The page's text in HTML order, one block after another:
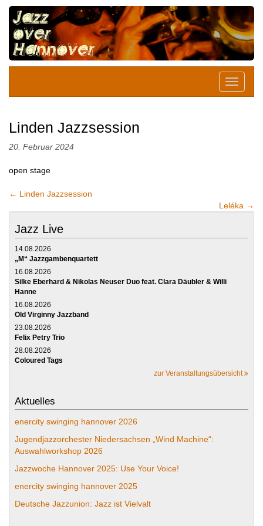
Linden Jazzsession
20. Februar 2024
open stage
← Linden Jazzsession
Leléka →
Jazz Live
14.08.2026
„M“ Jazzgambenquartett
16.08.2026
Silke Eberhard & Nikolas Neuser Duo feat. Clara Däubler & Willi
Hanne
16.08.2026
Old Virginny Jazzband
23.08.2026
Felix Petry Trio
28.08.2026
Coloured Tags
zur Veranstaltungsübersicht
Aktuelles
enercity swinging hannover 2026
Jugendjazzorchester Niedersachsen „Wind Machine“:
Auswahlworkshop 2026
Jazzwoche Hannover 2025: Use Your Voice!
enercity swinging hannover 2025
Deutsche Jazzunion: Jazz ist Vielvalt